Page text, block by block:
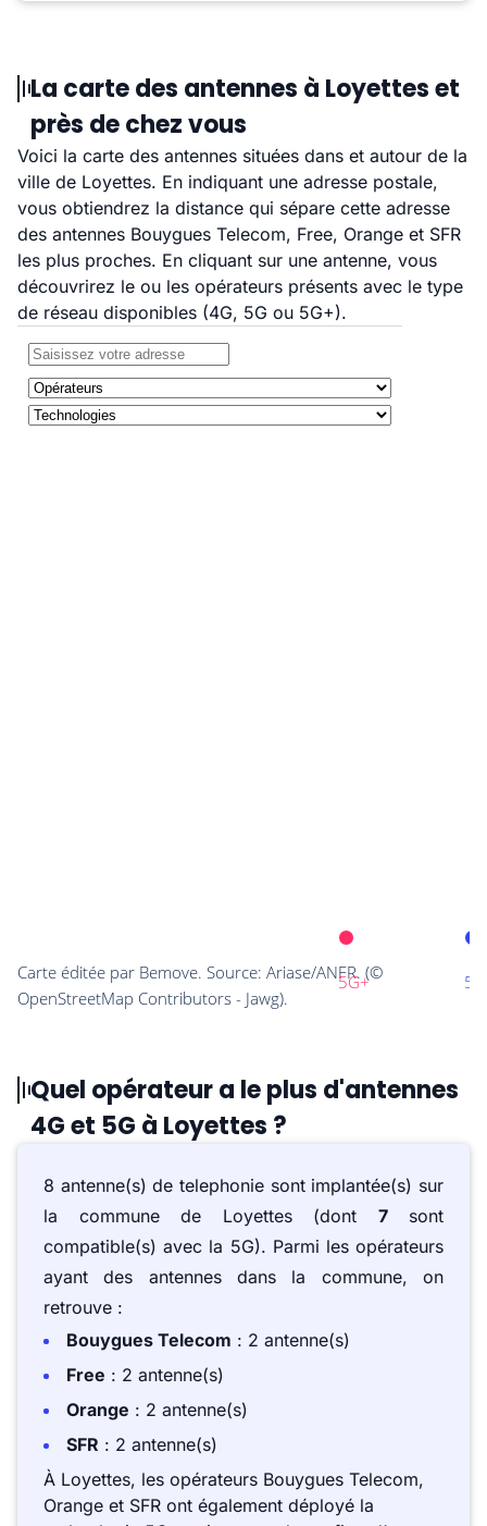
La carte des antennes à Loyettes et
près de chez vous
Voici la carte des antennes situées dans et autour de la
ville de Loyettes. En indiquant une adresse postale,
vous obtiendrez la distance qui sépare cette adresse
des antennes Bouygues Telecom, Free, Orange et SFR
les plus proches. En cliquant sur une antenne, vous
découvrirez le ou les opérateurs présents avec le type
de réseau disponibles (4G, 5G ou 5G+).
Quel opérateur a le plus d'antennes
4G et 5G à Loyettes ?
8 antenne(s) de telephonie sont implantée(s) sur
la commune de Loyettes (dont 7sont
compatible(s) avec la 5G). Parmi les opérateurs
ayant des antennes dans la commune, on
retrouve :
Bouygues Telecom : 2 antenne(s)
Free : 2 antenne(s)
Orange : 2 antenne(s)
SFR : 2 antenne(s)
À Loyettes, les opérateurs Bouygues Telecom,
Orange et SFR ont également déployé la